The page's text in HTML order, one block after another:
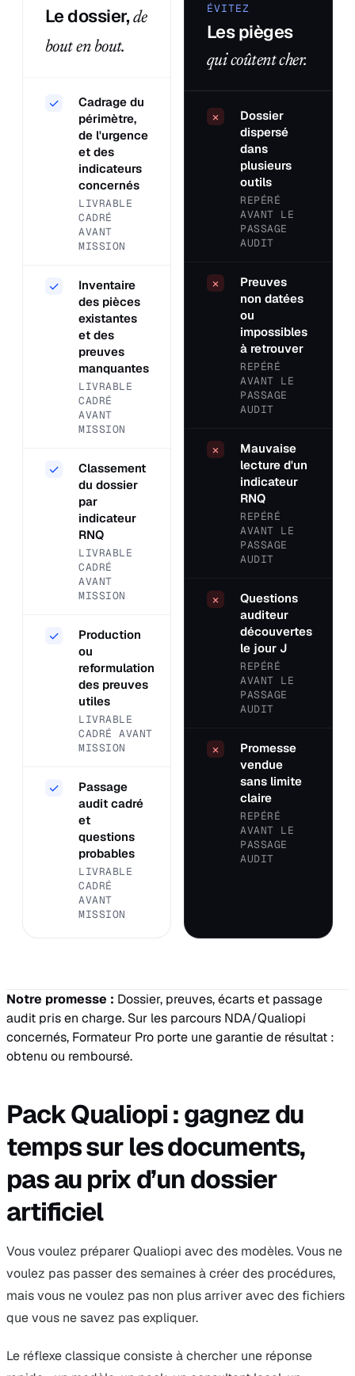
Le dossier,de
bout en bout.
✓
Cadrage du
périmètre,
de l'urgence
et des
indicateurs
concernés
LIVRABLE
CADRÉ
AVANT
MISSION
✓
Inventaire
des pièces
existantes
et des
preuves
manquantes
LIVRABLE
CADRÉ
AVANT
MISSION
✓
Classement
du dossier
par
indicateur
RNQ
LIVRABLE
CADRÉ
AVANT
MISSION
✓
Production
ou
reformulation
des preuves
utiles
LIVRABLE
CADRÉ AVANT
MISSION
✓
Passage
audit cadré
et
questions
probables
LIVRABLE
CADRÉ
AVANT
MISSION
ÉVITEZ
Les pièges
qui coûtent cher.
×
Dossier
dispersé
dans
plusieurs
outils
REPÉRÉ
AVANT LE
PASSAGE
AUDIT
×
Preuves
non datées
ou
impossibles
à retrouver
REPÉRÉ
AVANT LE
PASSAGE
AUDIT
×
Mauvaise
lecture d'un
indicateur
RNQ
REPÉRÉ
AVANT LE
PASSAGE
AUDIT
×
Questions
auditeur
découvertes
le jour J
REPÉRÉ
AVANT LE
PASSAGE
AUDIT
×
Promesse
vendue
sans limite
claire
REPÉRÉ
AVANT LE
PASSAGE
AUDIT
Notre promesse : Dossier, preuves, écarts et passage
audit pris en charge. Sur les parcours NDA/Qualiopi
concernés, Formateur Pro porte une garantie de résultat :
obtenu ou remboursé.
Pack Qualiopi : gagnez du
temps sur les documents,
pas au prix d’un dossier
artificiel
Vous voulez préparer Qualiopi avec des modèles. Vous ne
voulez pas passer des semaines à créer des procédures,
mais vous ne voulez pas non plus arriver avec des fichiers
que vous ne savez pas expliquer.
Le réflexe classique consiste à chercher une réponse